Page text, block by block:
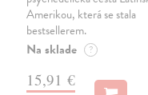
Amerikou, která se stala
bestsellerem.
Na sklade ?
15,91 €